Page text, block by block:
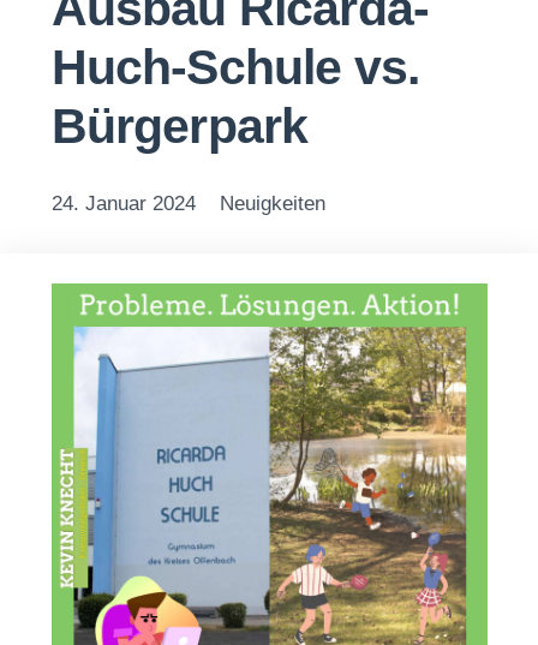
Huch-Schule vs.
Bürgerpark
24. Januar 2024 Neuigkeiten